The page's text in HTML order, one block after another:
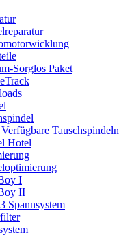
Sorglos Paket
Tauschspindeln
Hotel
I
II
Spannsystem